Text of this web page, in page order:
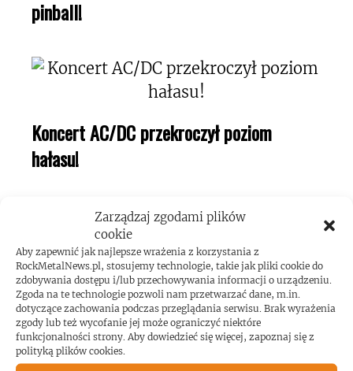
Zarządzaj zgodami plików
cookie
Aby zapewnić jak najlepsze wrażenia z korzystania z
RockMetalNews.pl, stosujemy technologie, takie jak pliki cookie do
zdobywania dostępu i/lub przechowywania informacji o urządzeniu.
Zgoda na te technologie pozwoli nam przetwarzać dane, m.in.
dotyczące zachowania podczas przeglądania serwisu. Brak wyrażenia
zgody lub też wycofanie jej może ograniczyć niektóre
funkcjonalności strony. Aby dowiedzieć się więcej, zapoznaj się z
polityką plików cookies.
pinball!
Koncert AC/DC przekroczył poziom
hałasu!
ROCKMETALNEWS TV